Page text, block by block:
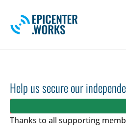
Help us secure our
Thanks to all supporting